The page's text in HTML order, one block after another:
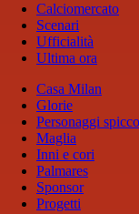
Calciomercato
Scenari
Ufficialità
Ultima ora
Casa Milan
Glorie
Personaggi spicco
Maglia
Inni e cori
Palmares
Sponsor
Progetti